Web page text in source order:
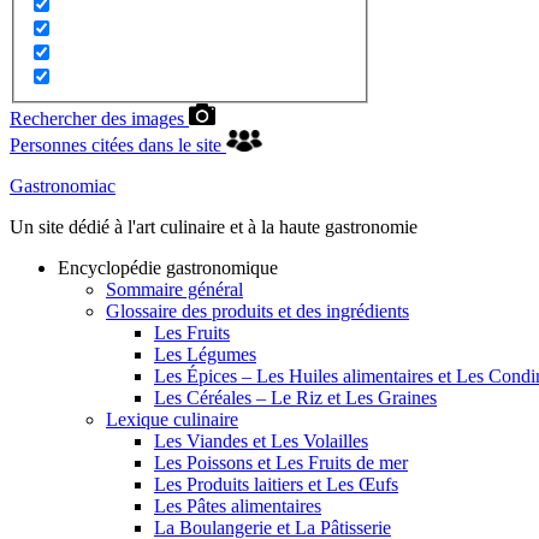
Rechercher des images
Personnes citées dans le site
Gastronomiac
Un site dédié à l'art culinaire et à la haute gastronomie
Encyclopédie gastronomique
Sommaire général
Glossaire des produits et des ingrédients
Les Fruits
Les Légumes
Les Épices – Les Huiles alimentaires et Les
Les Céréales – Le Riz et Les Graines
Lexique culinaire
Les Viandes et Les Volailles
Les Poissons et Les Fruits de mer
Les Produits laitiers et Les Œufs
Les Pâtes alimentaires
La Boulangerie et La Pâtisserie